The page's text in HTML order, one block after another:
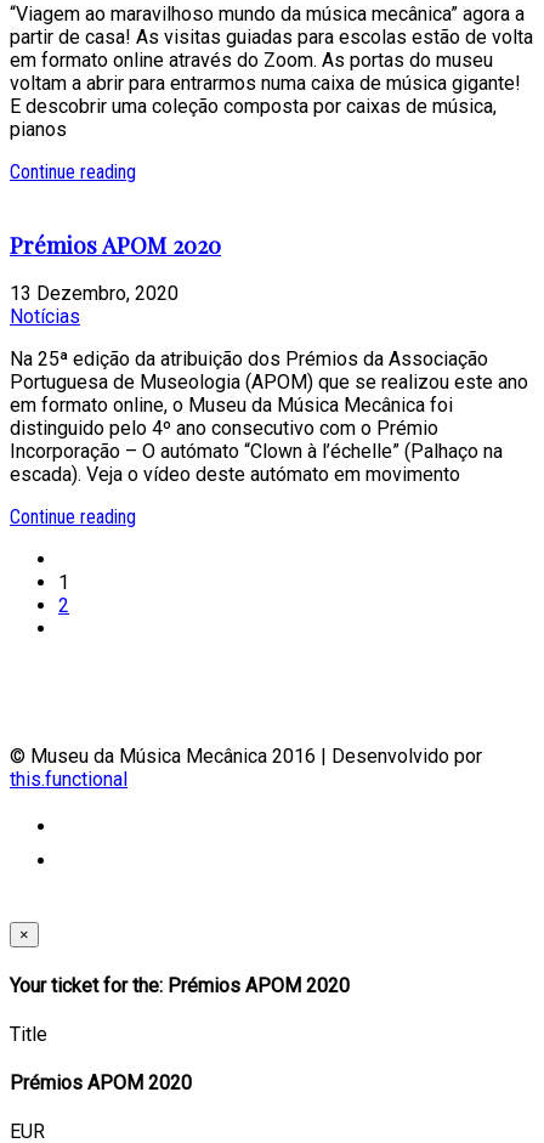
“Viagem ao maravilhoso mundo da música mecânica” agora a
partir de casa! As visitas guiadas para escolas estão de volta
em formato online através do Zoom. As portas do museu
voltam a abrir para entrarmos numa caixa de música gigante!
E descobrir uma coleção composta por caixas de música,
pianos
Continue reading
Prémios APOM 2020
13 Dezembro, 2020
Notícias
Na 25ª edição da atribuição dos Prémios da Associação
Portuguesa de Museologia (APOM) que se realizou este ano
em formato online, o Museu da Música Mecânica foi
distinguido pelo 4º ano consecutivo com o Prémio
Incorporação – O autómato “Clown à l’échelle” (Palhaço na
escada). Veja o vídeo deste autómato em movimento
Continue reading
1
2
© Museu da Música Mecânica 2016 | Desenvolvido por
this.functional
×
Your ticket for the: Prémios APOM 2020
Title
Prémios APOM 2020
EUR